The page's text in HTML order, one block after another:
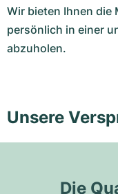
Wir bieten Ihnen die
persönlich in einer
abzuholen.
Unsere
Die